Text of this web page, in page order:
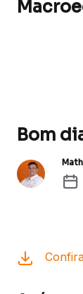
Bom